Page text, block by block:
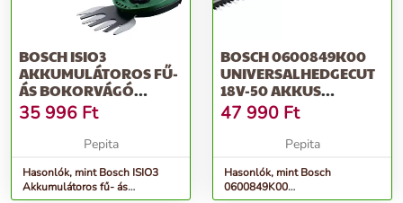
BOSCH ISIO3
AKKUMULÁTOROS FŰ-
ÁS BOKORVÁGÓ
KÉSZLET
35 996 Ft
Pepita
Hasonlók, mint Bosch ISIO3
Akkumulátoros fű- ás
BOSCH 0600849K00
UNIVERSALHEDGECUT
18V-50 AKKUS
SÖVÉNYVÁGÓ ÉS FŰN...
47 990 Ft
Pepita
Hasonlók, mint Bosch
0600849K00